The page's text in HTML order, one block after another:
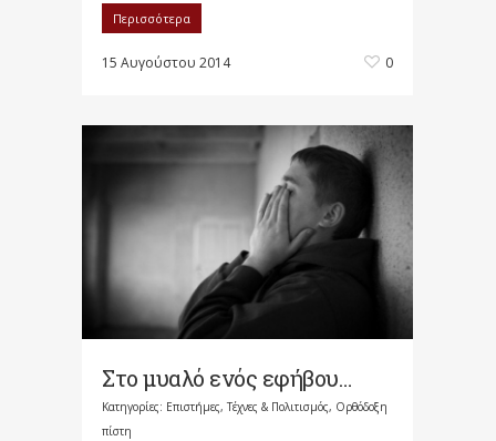
Περισσότερα
15 Αυγούστου 2014 0
Στο μυαλό ενός εφήβου…
Κατηγορίες: Επιστήμες, Τέχνες & Πολιτισμός, Ορθόδοξη
πίστη